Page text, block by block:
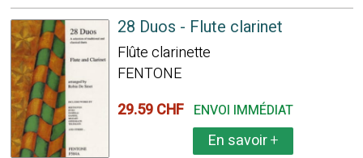
28 Duos - Flute clarinet
Flûte clarinette
FENTONE
29.59 CHF ENVOI IMMÉDIAT
En savoir+